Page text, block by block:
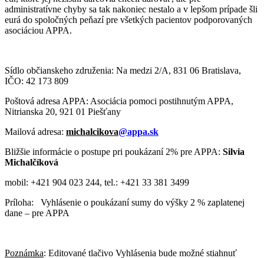
administratívne chyby sa tak nakoniec nestalo a v lepšom prípade šli
eurá do spoločných peňazí pre všetkých pacientov podporovaných
asociáciou APPA.
Sídlo občianskeho združenia: Na medzi 2/A, 831 06 Bratislava,
IČO: 42 173 809
Poštová adresa APPA: Asociácia pomoci postihnutým APPA,
Nitrianska 20, 921 01 Piešťany
Mailová adresa: michalcikova@appa.sk
Bližšie informácie o postupe pri poukázaní 2% pre APPA: Silvia
Michalčíková
mobil: +421 904 023 244, tel.: +421 33 381 3499
Príloha: Vyhlásenie o poukázaní sumy do výšky 2 % zaplatenej
dane – pre APPA
Poznámka: Editované tlačivo Vyhlásenia bude možné stiahnuť